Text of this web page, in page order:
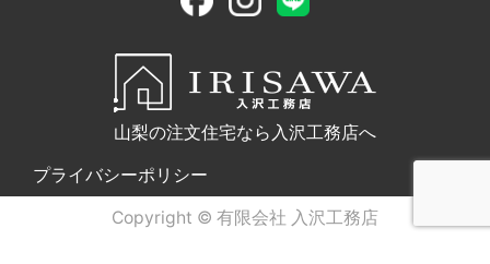
山梨の注文住宅なら入沢工務店へ
プライバシーポリシー
Copyright © 有限会社 入沢工務店